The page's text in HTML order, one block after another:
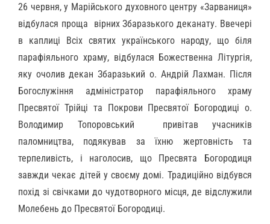
26 червня, у Марійського духовного центру «Зарваниця»
відбулася проща вірних Збаразького деканату. Ввечері
в каплиці Всіх святих українського народу, що біля
парафіяльного храму, відбулася Божественна Літургія,
яку очолив декан Збаразький о. Андрій Лахман. Після
Богослужіння адміністратор парафіяльного храму
Пресвятої Трійці та Покрови Пресвятої Богородиці о.
Володимир Топоровський привітав учасників
паломництва, подякував за їхню жертовність та
терпеливість, і наголосив, що Пресвята Богородиця
завжди чекає дітей у своєму домі. Традиційно відбувся
похід зі свічками до чудотворного місця, де відслужили
Молебень до Пресвятої Богородиці.